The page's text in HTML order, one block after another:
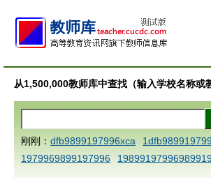
从1,500,000教师库中查找（输入学校名称或
刚刚： dfb9899197996xca
1979969899197996
AAABBBCCCdefine blablaenddefine